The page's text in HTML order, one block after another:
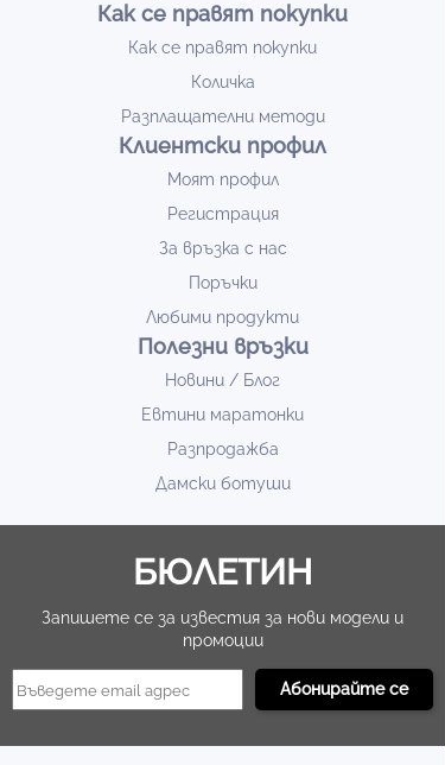
Как се правят покупки
Как се правят покупки
Количка
Разплащателни методи
Клиентски профил
Моят профил
Регистрация
За връзка с нас
Поръчки
Любими продукти
Полезни връзки
Новини / Блог
Евтини маратонки
Разпродажба
Дамски ботуши
БЮЛЕТИН
Запишете се за известия за нови модели и
промоции